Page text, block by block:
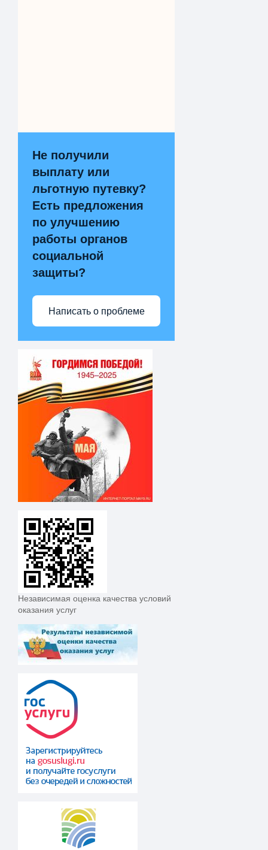
Не получили
выплату или
льготную путевку?
Есть предложения
по улучшению
работы органов
социальной
защиты?
Написать о проблеме
Независимая оценка качества условий
оказания услуг